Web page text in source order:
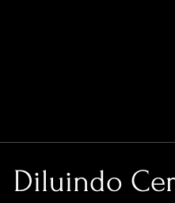
Diluindo